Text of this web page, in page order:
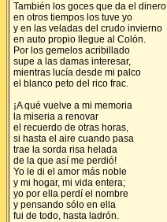
También los goces que da el dinero
en otros tiempos los tuve yo
y en las veladas del crudo invierno
en auto propio llegue al Colón.
Por los gemelos acribillado
supe a las damas interesar,
mientras lucía desde mi palco
el blanco peto del rico frac.
¡A qué vuelve a mi memoria
la miseria a renovar
el recuerdo de otras horas,
si hasta el aire cuando pasa
trae la sorda risa helada
de la que así me perdió!
Yo le di el amor más noble
y mi hogar, mi vida entera;
yo por ella perdí el nombre
y pensando sólo en ella
fui de todo, hasta ladrón.